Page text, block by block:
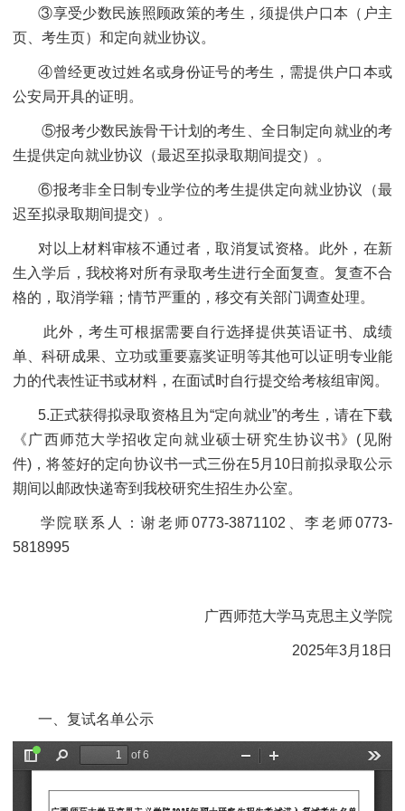
③享受少数民族照顾政策的考生，须提供户口本（户主
页、考生页）和定向就业协议。
④曾经更改过姓名或身份证号的考生，需提供户口本或
公安局开具的证明。
⑤报考少数民族骨干计划的考生、全日制定向就业的考
生提供定向就业协议（最迟至拟录取期间提交）。
⑥报考非全日制专业学位的考生提供定向就业协议（最
迟至拟录取期间提交）。
对以上材料审核不通过者，取消复试资格。此外，在新
生入学后，我校将对所有录取考生进行全面复查。复查不合
格的，取消学籍；情节严重的，移交有关部门调查处理。
此外，考生可根据需要自行选择提供英语证书、成绩
单、科研成果、立功或重要嘉奖证明等其他可以证明专业能
力的代表性证书或材料，在面试时自行提交给考核组审阅。
5.正式获得拟录取资格且为“定向就业”的考生，请在下载
《广西师范大学招收定向就业硕士研究生协议书》(见附
件)，将签好的定向协议书一式三份在5月10日前拟录取公示
期间以邮政快递寄到我校研究生招生办公室。
学院联系人：谢老师0773-3871102、李老师0773-
5818995
广西师范大学马克思主义学院
2025年3月18日
一、复试名单公示